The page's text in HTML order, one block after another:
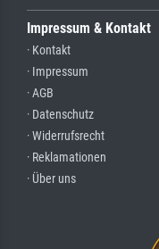
Impressum & Kontakt
· Kontakt
· Impressum
· AGB
· Datenschutz
· Widerrufsrecht
· Reklamationen
· Über uns